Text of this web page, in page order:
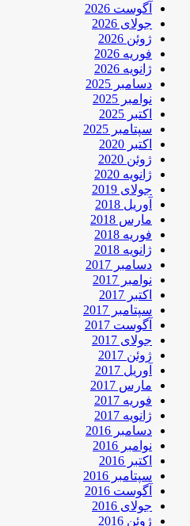
آگوست 2026
جولای 2026
ژوئن 2026
فوریه 2026
ژانویه 2026
دسامبر 2025
نوامبر 2025
اکتبر 2025
سپتامبر 2025
اکتبر 2020
ژوئن 2020
ژانویه 2020
جولای 2019
آوریل 2018
مارس 2018
فوریه 2018
ژانویه 2018
دسامبر 2017
نوامبر 2017
اکتبر 2017
سپتامبر 2017
آگوست 2017
جولای 2017
ژوئن 2017
آوریل 2017
مارس 2017
فوریه 2017
ژانویه 2017
دسامبر 2016
نوامبر 2016
اکتبر 2016
سپتامبر 2016
آگوست 2016
جولای 2016
ژوئن 2016